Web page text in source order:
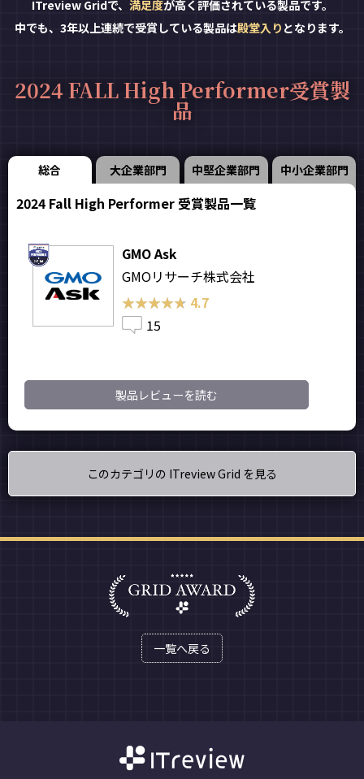
ITreview Gridで、 満足度が高く評価されている製品です。
中でも、3年以上連続で受賞している製品は殿堂入り となります。
2024 FALL High Performer受賞製
品
総合 大企業部門 中堅企業部門 中小企業部門
2024 Fall High Performer 受賞製品一覧
GMO Ask
GMOリサーチ株式会社
★★★★★
★★★★★ 4.7
15
製品レビューを読む
このカテゴリの ITreview Grid を見る
一覧へ戻る